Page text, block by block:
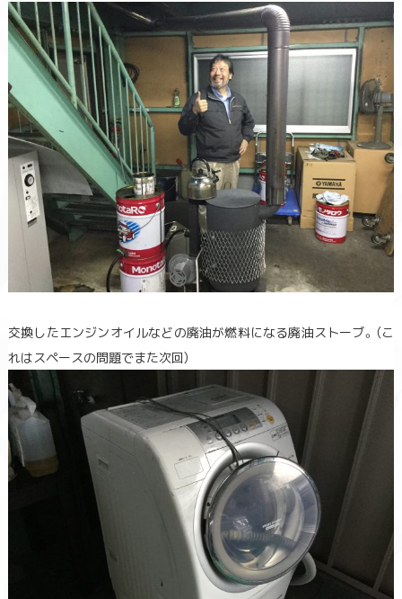
交換したエンジンオイルなどの廃油が燃料になる廃油ストーブ。（こ
れはスペースの問題でまた次回）